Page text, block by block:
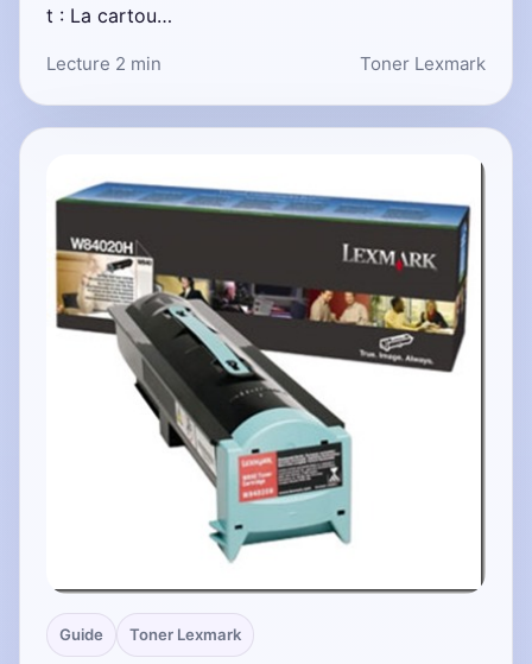
t : La cartou…
Lecture 2 min Toner Lexmark
Guide Toner Lexmark